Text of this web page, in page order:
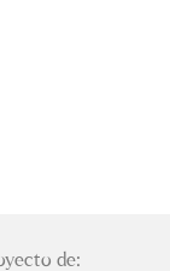
de: